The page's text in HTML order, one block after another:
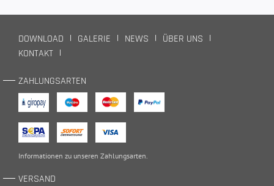
DOWNLOAD GALERIE NEWS
ÜBER UNS
KONTAKT
ZAHLUNGSARTEN
Informationen zu unseren Zahlungsarten
VERSAND